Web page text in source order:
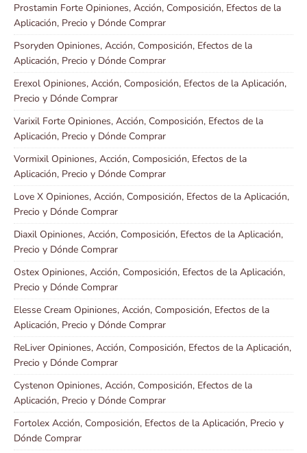
Prostamin Forte Opiniones, Acción, Composición, Efectos de la
Aplicación, Precio y Dónde Comprar
Psoryden Opiniones, Acción, Composición, Efectos de la
Aplicación, Precio y Dónde Comprar
Erexol Opiniones, Acción, Composición, Efectos de la Aplicación,
Precio y Dónde Comprar
Varixil Forte Opiniones, Acción, Composición, Efectos de la
Aplicación, Precio y Dónde Comprar
Vormixil Opiniones, Acción, Composición, Efectos de la
Aplicación, Precio y Dónde Comprar
Love X Opiniones, Acción, Composición, Efectos de la Aplicación,
Precio y Dónde Comprar
Diaxil Opiniones, Acción, Composición, Efectos de la Aplicación,
Precio y Dónde Comprar
Ostex Opiniones, Acción, Composición, Efectos de la Aplicación,
Precio y Dónde Comprar
Elesse Cream Opiniones, Acción, Composición, Efectos de la
Aplicación, Precio y Dónde Comprar
ReLiver Opiniones, Acción, Composición, Efectos de la Aplicación,
Precio y Dónde Comprar
Cystenon Opiniones, Acción, Composición, Efectos de la
Aplicación, Precio y Dónde Comprar
Fortolex Acción, Composición, Efectos de la Aplicación, Precio y
Dónde Comprar